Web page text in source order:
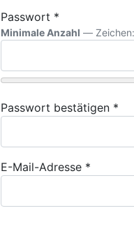
Passwort *
Minimale Anzahl — Zeichen:
Passwort bestätigen *
E-Mail-Adresse *